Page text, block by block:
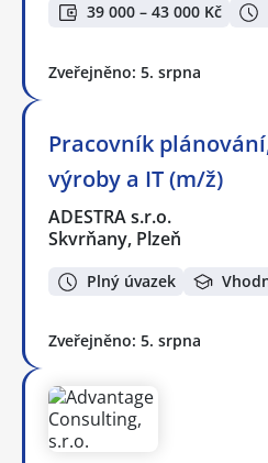
39 000 – 43 000 Kč
Zveřejněno: 5. srpna
Pracovník
výroby a IT (m/ž)
ADESTRA s.r.o.
Skvrňany, Plzeň
Plný úvazek
Zveřejněno: 5. srpna